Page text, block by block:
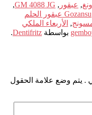
, عبقور ,
GM 4088 JG
,
Gozansu عبقور الحلم
, الأربعاء الملكي
بواسطة Dentifritz
.
. يتم وضع علامة الحقول